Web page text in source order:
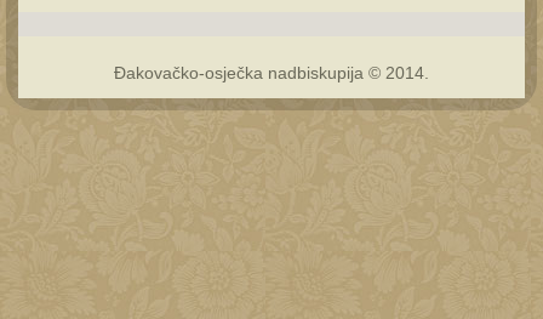
Đakovačko-osječka nadbiskupija © 2014.